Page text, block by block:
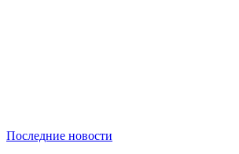
Последние новости